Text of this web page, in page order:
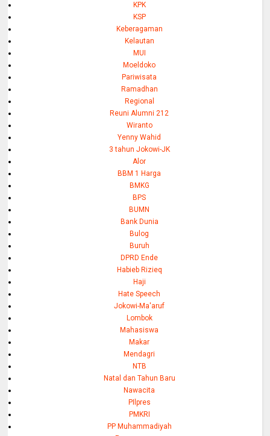
KPK
KSP
Keberagaman
Kelautan
MUI
Moeldoko
Pariwisata
Ramadhan
Regional
Reuni Alumni 212
Wiranto
Yenny Wahid
3 tahun Jokowi-JK
Alor
BBM 1 Harga
BMKG
BPS
BUMN
Bank Dunia
Bulog
Buruh
DPRD Ende
Habieb Rizieq
Haji
Hate Speech
Jokowi-Ma'aruf
Lombok
Mahasiswa
Makar
Mendagri
NTB
Natal dan Tahun Baru
Nawacita
PIlpres
PMKRI
PP Muhammadiyah